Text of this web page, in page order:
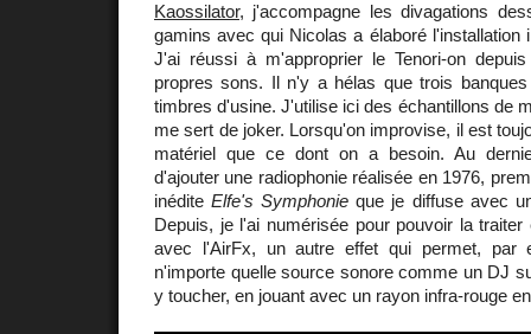
Kaossilator, j'accompagne les divagations
gamins avec qui Nicolas a élaboré l'installation
J'ai réussi à m'approprier le Tenori-on
propres sons. Il n'y a hélas que trois
timbres d'usine. J'utilise ici des échantillons de
me sert de joker. Lorsqu'on improvise, il est
matériel que ce dont on a besoin. Au
d'ajouter une radiophonie réalisée en 1976,
inéditeElfe's Symphonie que je diffuse avec
Depuis, je l'ai numérisée pour pouvoir la traiter
avec l'AirFx, un autre effet qui permet, par
n'importe quelle source sonore comme un DJ
y toucher, en jouant avec un rayon infra-rouge